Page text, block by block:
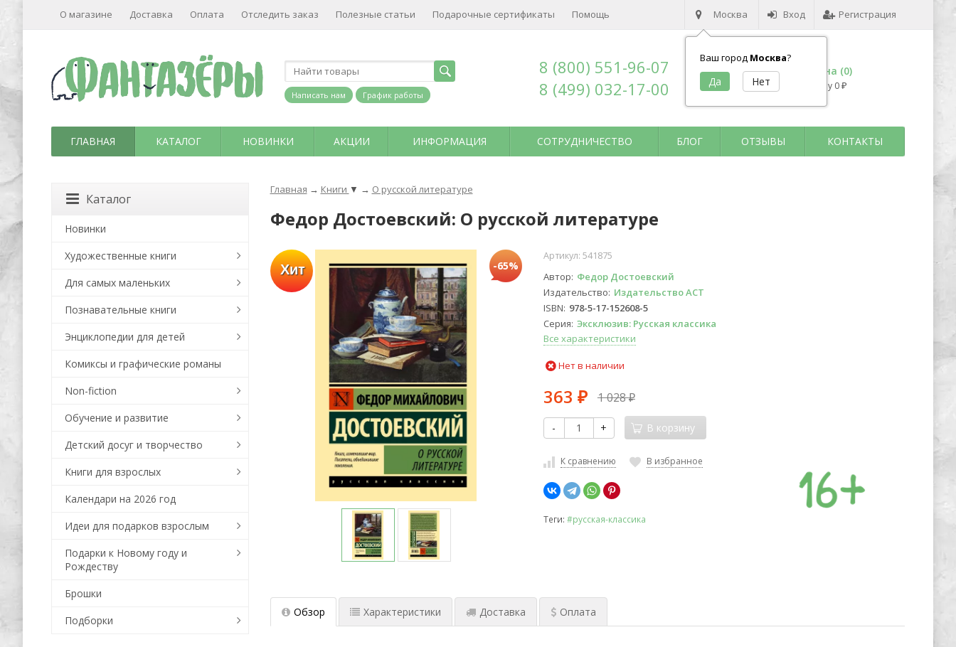
Москва
Ваш город Москва?
Вход Регистрация
О магазине Доставка Оплата Отследить заказ Полезные статьи Подарочные сертификаты Помощь
Написать нам График работы
8 (800) 551-96-07
8 (499) 032-17-00
Корзина (0)
на сумму 0 ₽
ГЛАВНАЯ КАТАЛОГ НОВИНКИ АКЦИИ ИНФОРМАЦИЯ СОТРУДНИЧЕСТВО БЛОГ ОТЗЫВЫ КОНТАКТЫ
Главная → Книги ▼ → О русской литературе
Федор Достоевский: О русской литературе
Хит -65%
Артикул: 541875
Автор Федор Достоевский
Издательство Издательство АСТ
ISBN 978-5-17-152608-5
Серия Эксклюзив: Русская классика
Все характеристики
Нет в наличии
363 ₽ 1 028₽
- + В корзину
К сравнению В избранное
Теги: #русская-классика
Обзор Характеристики Доставка Оплата
Каталог
Новинки
Художественные книги
Для самых маленьких
Познавательные книги
Энциклопедии для детей
Комиксы и графические романы
Non-fiction
Обучение и развитие
Детский досуг и творчество
Книги для взрослых
Календари на 2026 год
Идеи для подарков взрослым
Подарки к Новому году и
Рождеству
Брошки
Подборки